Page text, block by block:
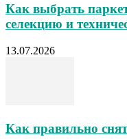
Как выбрать
селекцию и
13.07.2026
Как правильно